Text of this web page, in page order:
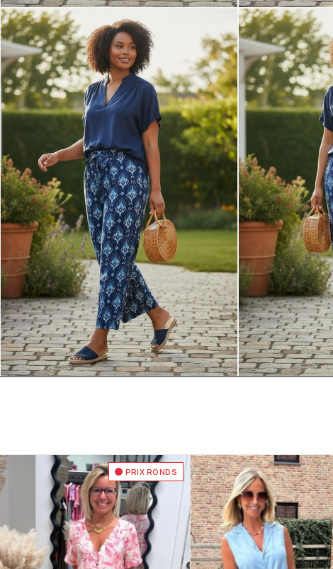
PRIX RONDS